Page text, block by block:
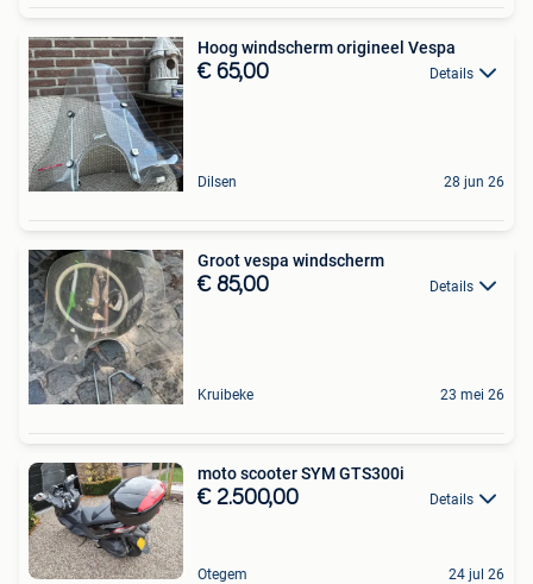
Hoog windscherm origineel Vespa
€ 65,00 Details
Dilsen 28 jun 26
Groot vespa windscherm
€ 85,00 Details
Kruibeke 23 mei 26
moto scooter SYM GTS300i
€ 2.500,00 Details
Otegem 24 jul 26